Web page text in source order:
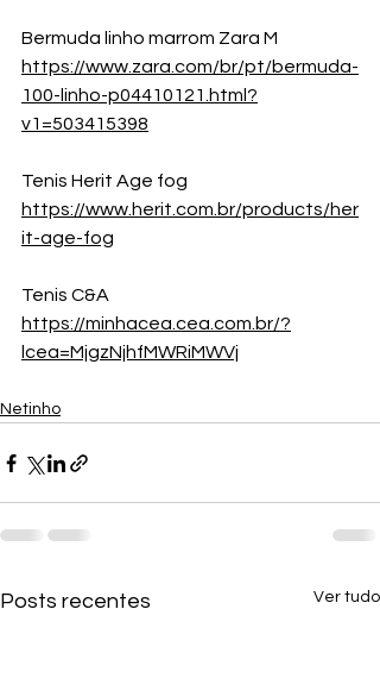
Bermuda linho marrom Zara M
https://www.zara.com/br/pt/bermuda-
100-linho-p04410121.html?
v1=503415398
Tenis Herit Age fog
https://www.herit.com.br/products/her
it-age-fog
Tenis C&A
https://minhacea.cea.com.br/?
lcea=MjgzNjhfMWRiMWVj
Netinho
Posts recentes Ver tudo